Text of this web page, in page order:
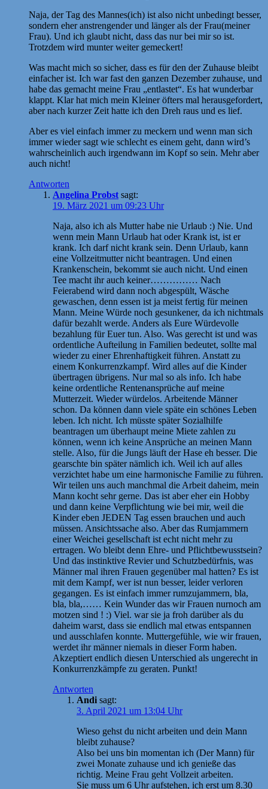
Naja, der Tag des Mannes(ich) ist also nicht unbedingt besser,
sondern eher anstrengender und länger als der Frau(meiner
Frau). Und ich glaubt nicht, dass das nur bei mir so ist.
Trotzdem wird munter weiter gemeckert!
Was macht mich so sicher, dass es für den der Zuhause bleibt
einfacher ist. Ich war fast den ganzen Dezember zuhause, und
habe das gemacht meine Frau „entlastet“. Es hat wunderbar
klappt. Klar hat mich mein Kleiner öfters mal herausgefordert,
aber nach kurzer Zeit hatte ich den Dreh raus und es lief.
Aber es viel einfach immer zu meckern und wenn man sich
immer wieder sagt wie schlecht es einem geht, dann wird’s
wahrscheinlich auch irgendwann im Kopf so sein. Mehr aber
auch nicht!
Antworten
Angelina Probst sagt:
19. März 2021 um 09:23 Uhr
Naja, also ich als Mutter habe nie Urlaub :) Nie. Und
wenn mein Mann Urlaub hat oder Krank ist, ist er
krank. Ich darf nicht krank sein. Denn Urlaub, kann
eine Vollzeitmutter nicht beantragen. Und einen
Krankenschein, bekommt sie auch nicht. Und einen
Tee macht ihr auch keiner…………… Nach
Feierabend wird dann noch abgespült, Wäsche
gewaschen, denn essen ist ja meist fertig für meinen
Mann. Meine Würde noch gesunkener, da ich nichtmals
dafür bezahlt werde. Anders als Eure Würdevolle
bezahlung für Euer tun. Also. Was gerecht ist und was
ordentliche Aufteilung in Familien bedeutet, sollte mal
wieder zu einer Ehrenhaftigkeit führen. Anstatt zu
einem Konkurrenzkampf. Wird alles auf die Kinder
übertragen übrigens. Nur mal so als info. Ich habe
keine ordentliche Rentenansprüche auf meine
Mutterzeit. Wieder würdelos. Arbeitende Männer
schon. Da können dann viele späte ein schönes Leben
leben. Ich nicht. Ich müsste später Sozialhilfe
beantragen um überhaupt meine Miete zahlen zu
können, wenn ich keine Ansprüche an meinen Mann
stelle. Also, für die Jungs läuft der Hase eh besser. Die
gearschte bin später nämlich ich. Weil ich auf alles
verzichtet habe um eine harmonische Familie zu führen.
Wir teilen uns auch manchmal die Arbeit daheim, mein
Mann kocht sehr gerne. Das ist aber eher ein Hobby
und dann keine Verpflichtung wie bei mir, weil die
Kinder eben JEDEN Tag essen brauchen und auch
müssen. Ansichtssache also. Aber das Rumjammern
einer Weichei gesellschaft ist echt nicht mehr zu
ertragen. Wo bleibt denn Ehre- und Pflichtbewusstsein?
Und das instinktive Revier und Schutzbedürfnis, was
Männer mal ihren Frauen gegenüber mal hatten? Es ist
mit dem Kampf, wer ist nun besser, leider verloren
gegangen. Es ist einfach immer rumzujammern, bla,
bla, bla,…… Kein Wunder das wir Frauen nurnoch am
motzen sind ! :) Viel. war sie ja froh darüber als du
daheim warst, dass sie endlich mal etwas entspannen
und ausschlafen konnte. Muttergefühle, wie wir frauen,
werdet ihr männer niemals in dieser Form haben.
Akzeptiert endlich diesen Unterschied als ungerecht in
Konkurrenzkämpfe zu geraten. Punkt!
Antworten
Andi sagt:
3. April 2021 um 13:04 Uhr
Wieso gehst du nicht arbeiten und dein Mann
bleibt zuhause?
Also bei uns bin momentan ich (Der Mann) für
zwei Monate zuhause und ich genieße das
richtig. Meine Frau geht Vollzeit arbeiten.
Sie muss um 6 Uhr aufstehen, ich erst um 8.30